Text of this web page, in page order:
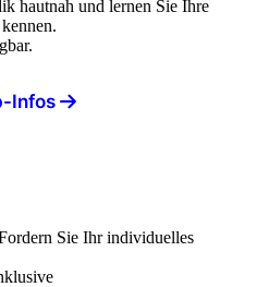
hautnah und lernen Sie Ihre
Infos
Sie Ihr individuelles